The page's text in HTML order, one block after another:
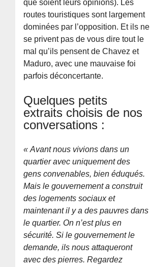
que soient leurs opinions). Les
routes touristiques sont largement
dominées par l’opposition. Et ils ne
se privent pas de vous dire tout le
mal qu’ils pensent de Chavez et
Maduro, avec une mauvaise foi
parfois déconcertante.
Quelques petits
extraits choisis de nos
conversations :
« Avant nous vivions dans un
quartier avec uniquement des
gens convenables, bien éduqués.
Mais le gouvernement a construit
des logements sociaux et
maintenant il y a des pauvres dans
le quartier. On n’est plus en
sécurité. Si le gouvernement le
demande, ils nous attaqueront
avec des pierres. Regardez